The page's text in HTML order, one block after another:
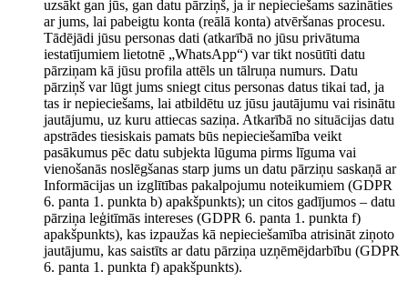
uzsākt gan jūs, gan datu pārziņš, ja ir nepieciešams sazināties
ar jums, lai pabeigtu konta (reālā konta) atvēršanas procesu.
Tādējādi jūsu personas dati (atkarībā no jūsu privātuma
iestatījumiem lietotnē „WhatsApp“) var tikt nosūtīti datu
pārziņam kā jūsu profila attēls un tālruņa numurs. Datu
pārziņš var lūgt jums sniegt citus personas datus tikai tad, ja
tas ir nepieciešams, lai atbildētu uz jūsu jautājumu vai risinātu
jautājumu, uz kuru attiecas saziņa. Atkarībā no situācijas datu
apstrādes tiesiskais pamats būs nepieciešamība veikt
pasākumus pēc datu subjekta lūguma pirms līguma vai
vienošanās noslēgšanas starp jums un datu pārziņu saskaņā ar
Informācijas un izglītības pakalpojumu noteikumiem (GDPR
6. panta 1. punkta b) apakšpunkts); un citos gadījumos – datu
pārziņa leģitīmās intereses (GDPR 6. panta 1. punkta f)
apakšpunkts), kas izpaužas kā nepieciešamība atrisināt ziņoto
jautājumu, kas saistīts ar datu pārziņa uzņēmējdarbību (GDPR
6. panta 1. punkta f) apakšpunkts).